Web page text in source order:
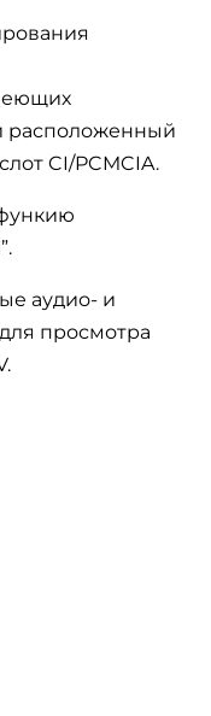
расположенный
CI/PCMCIA.
аудио- и
просмотра